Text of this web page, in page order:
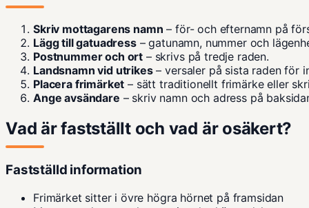
Skriv mottagarens namn – för- och efternamn på
Lägg till gatuadress– gatunamn, nummer och
Postnummer och ort – skrivs på tredje raden.
Landsnamn vid utrikes– versaler på sista raden för
Placera frimärket – sätt traditionellt frimärke eller
Ange avsändare – skriv namn och adress på
Vad är fastställt och vad är osäkert?
Fastställd information
Frimärket sitter i övre högra hörnet på framsidan